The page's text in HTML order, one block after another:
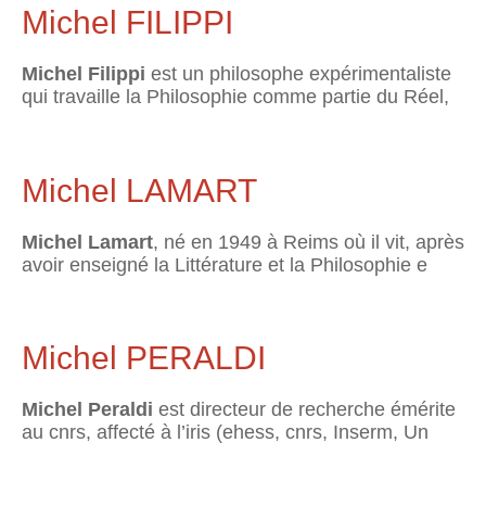
Michel FILIPPI
Michel Filippi est un philosophe expérimentaliste
qui travaille la Philosophie comme partie du Réel,
Michel LAMART
Michel Lamart, né en 1949 à Reims où il vit, après
avoir enseigné la Littérature et la Philosophie e
Michel PERALDI
Michel Peraldi est directeur de recherche émérite
au cnrs, affecté à l’iris (ehess, cnrs, Inserm, Un